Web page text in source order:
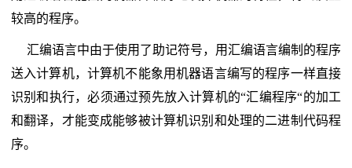
较高的程序。
汇编语言中由于使用了助记符号，用汇编语言编制的程序
送入计算机，计算机不能象用机器语言编写的程序一样直接
识别和执行，必须通过预先放入计算机的“汇编程序“的加工
和翻译，才能变成能够被计算机识别和处理的二进制代码程
序。